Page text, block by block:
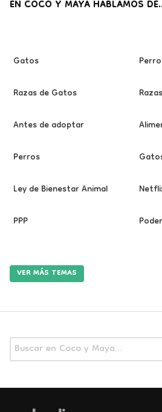
EN COCO Y MAYA HABLAMOS
Gatos
Razas de Gatos
Antes de adoptar
Perros
Ley de Bienestar Animal
PPP
VER MÁS TEMAS